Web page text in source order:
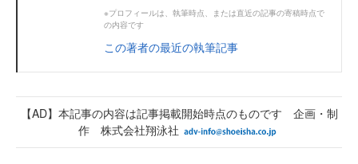
※プロフィールは、執筆時点、または直近の記事の寄稿時点で
の内容です
この著者の最近の執筆記事
【AD】本記事の内容は記事掲載開始時点のものです 企画・制
作 株式会社翔泳社